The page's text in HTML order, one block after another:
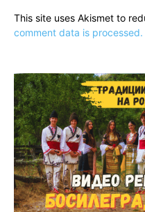
This site uses Akismet to
comment data is processed.